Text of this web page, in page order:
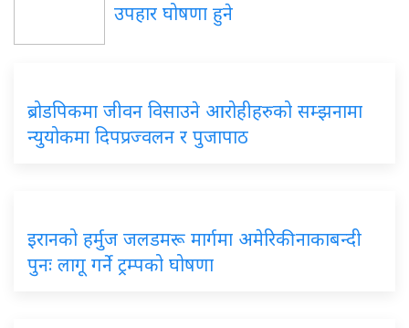
उपहार घोषणा हुने
ब्रोडपिकमा जीवन विसाउने आरोहीहरुको सम्झनामा
न्युयोकमा दिपप्रज्वलन र पुजापाठ
इरानको हर्मुज जलडमरू मार्गमा अमेरिकी नाकाबन्दी
पुनः लागू गर्ने ट्रम्पको घोषणा